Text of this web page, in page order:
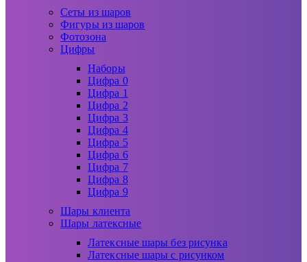
Сеты из шаров
Фигуры из шаров
Фотозона
Цифры
Наборы
Цифра 0
Цифра 1
Цифра 2
Цифра 3
Цифра 4
Цифра 5
Цифра 6
Цифра 7
Цифра 8
Цифра 9
Шары клиента
Шары латексные
Латексные шары без рисунка
Латексные шары с рисунком